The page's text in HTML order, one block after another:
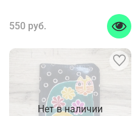
550 руб.
Нет в наличии